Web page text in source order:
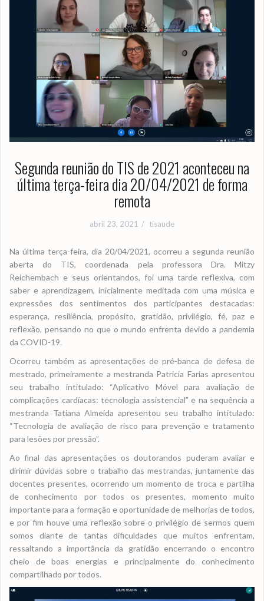
Segunda reunião do TIS de 2021 aconteceu na
última terça-feira dia 20/04/2021 de forma
remota
abril 23, 2021 tisaude
Na última terça-feira, dia 20/04/2021, ocorreu a segunda reunião
aberta do TIS, coordenada pela professora Dra. Mitzy
Reichembach e seus orientandos, foi uma tarde reflexiva, com
saber e aprendizagem, inicialmente meditada com uma música e
expressões dos sentimentos dos participantes destacadas:
esperança, resiliência, propósito, gratidão, privilégio, fé, paz e
reflexão, pensando no que o mundo enfrenta devido a pandemia
da COVID-19.
Ocorreu também as apresentações de pré-banca de defesa de
mestrado, primeiramente a mestranda Patricia Farias apresentou
seu trabalho intitulado: “Aplicativo Móvel para avaliação de
complicações cardíacas: tecnologia assistencial” e na sequência a
mestranda Tatiana Almeida apresentou seu trabalho intitulado:
“Tecnologia de avaliação de risco para prevenção e tratamento
para lesões por pressão”.
Ao final das apresentações os doutorandos puderam avaliar e
dirimir dúvidas sobre o trabalho das mestrandas, juntamente das
docentes presentes, ocorrendo um momento de troca e partilha
de conhecimento por todos os presentes, momento muito
importante para a formação e oportunidade de melhorias de todos,
e por fim houve uma reflexão sobre o privilégio de sermos quem
somos diante de tantas dificuldades que muitos enfrentam,
ressaltando a importância da gratidão encerrando o encontro
cheio de boas energias e principalmente do conhecimento
compartilhado por todos.